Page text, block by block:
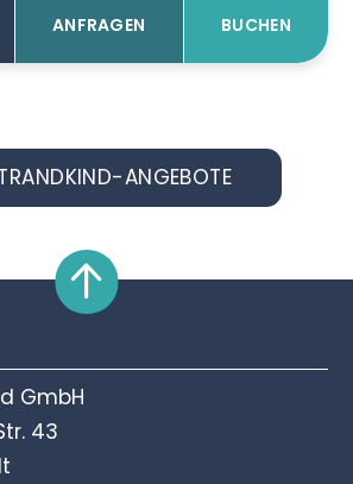
von seiner
BUCHEN
ANFRAGEN
ANGEBOTE
GmbH
43